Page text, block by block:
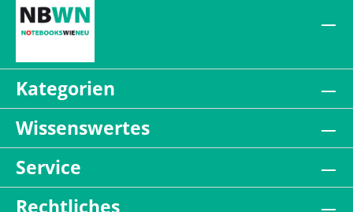
Kategorien
Wissenswertes
Service
Rechtliches